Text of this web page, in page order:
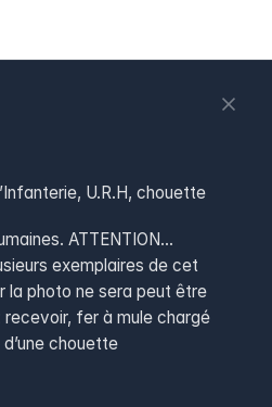
U.R.H, chouette
ATTENTION...
exemplaires de cet
la photo ne sera peut être
fer à mule chargé
chouette